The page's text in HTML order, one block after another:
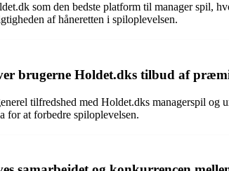
som den bedste platform til manager spil,
af håneretten i spiloplevelsen.
brugerne Holdet.dks tilbud af
tilfredshed med Holdet.dks managerspil
for at forbedre spiloplevelsen.